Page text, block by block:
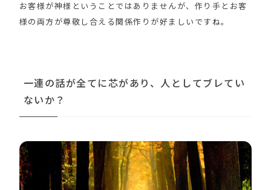
お客様が神様ということではありませんが、作り手とお客
様の両方が尊敬し合える関係作りが好ましいですね。
一連の話が全てに芯があり、人としてブレてい
ないか？